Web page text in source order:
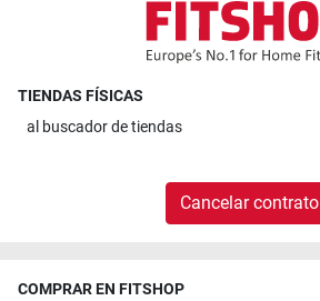
TIENDAS FÍSICAS
al buscador de tiendas
Cancelar contrato
COMPRAR EN FITSHOP